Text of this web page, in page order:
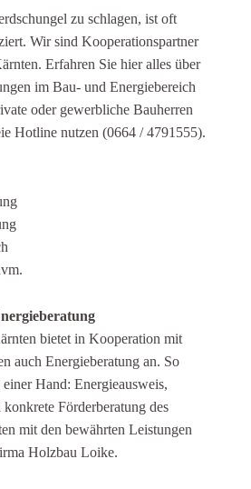
zu schlagen, ist oft
Wir sind Kooperationspartner
Erfahren Sie hier alles über
im Bau- und Energiebereich
oder gewerbliche Bauherren
Hotline nutzen (0664 / 4791555).
bietet in Kooperation mit
auch Energieberatung an. So
einer Hand: Energieausweis,
Förderberatung des
mit den bewährten Leistungen
Holzbau Loike.